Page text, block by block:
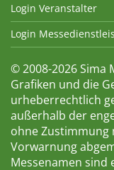
Login Veranstalter
Login
© 2008-2026 Sima
Grafiken und die
urheberrechtlich
außerhalb der
ohne
Vorwarnung
Messenamen sind